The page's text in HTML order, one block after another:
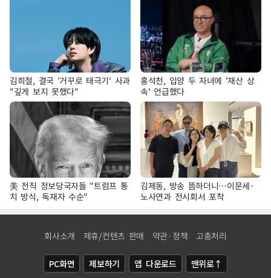
김희철, 결국 '거꾸로 태극기' 사과
"깊게 보지 못했다"
홍석천, 입양 두 자녀에 '재산 상
속' 언급했다
美 전직 정보당국자들 "트럼프 통
치 방식, 독재자 수순"
김제동, 방송 뜸하더니…이문세·
노사연과 전시회서 포착
회사소개 제휴/컨텐츠 판매 약관·정책 고충처리
PC화면 제보하기 앱 다운로드 맨위로↑